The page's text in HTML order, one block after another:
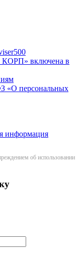
КОРП» включена в
«О персональных
информация
об использовании